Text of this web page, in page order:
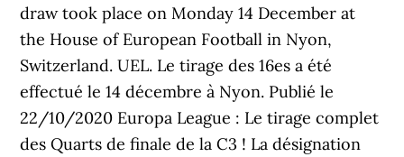
draw took place on Monday 14 December at
the House of European Football in Nyon,
Switzerland. UEL. Le tirage des 16es a été
effectué le 14 décembre à Nyon. Publié le
22/10/2020 Europa League : Le tirage complet
des Quarts de finale de la C3 ! La désignation